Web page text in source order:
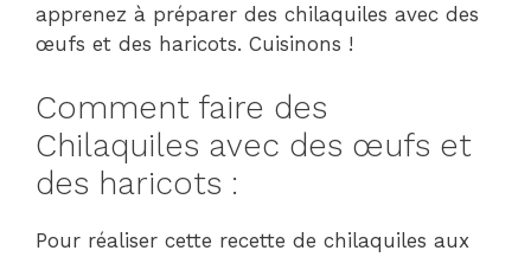
apprenez à préparer des chilaquiles avec des
œufs et des haricots. Cuisinons !
Comment faire des
Chilaquiles avec des œufs et
des haricots :
Pour réaliser cette recette de chilaquiles aux